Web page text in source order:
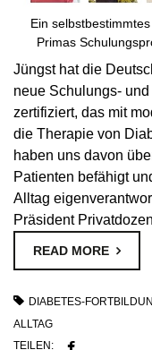
Ein
Primas
Jüngst hat die
neue Schulungs-
zertifiziert, das mit
die Therapie von
haben uns davon
Patienten befähigt
Alltag
Präsident
READ MORE
DIABETES-
ALLTAG
TEILEN: